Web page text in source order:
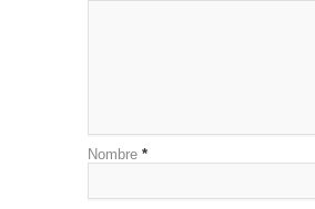
Nombre *